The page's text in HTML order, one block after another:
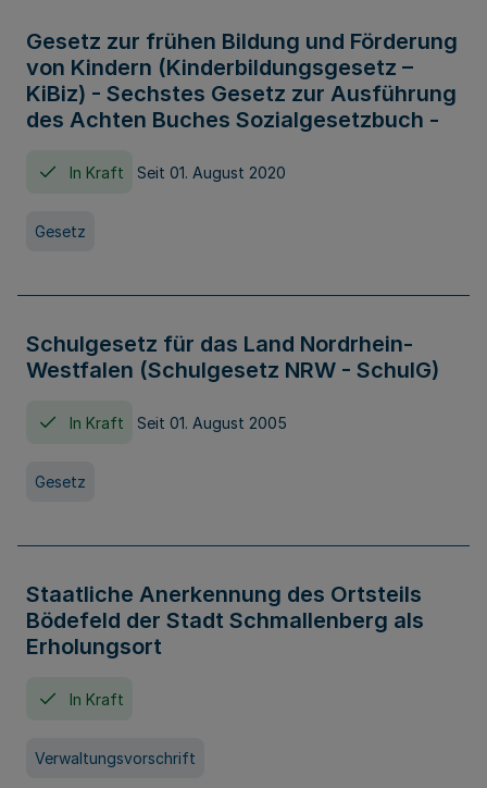
Gesetz zur frühen Bildung und Förderung
von Kindern (Kinderbildungsgesetz –
KiBiz) - Sechstes Gesetz zur Ausführung
des Achten Buches Sozialgesetzbuch -
In Kraft Seit 01. August 2020
Gesetz
Schulgesetz für das Land Nordrhein-
Westfalen (Schulgesetz NRW - SchulG)
In Kraft Seit 01. August 2005
Gesetz
Staatliche Anerkennung des Ortsteils
Bödefeld der Stadt Schmallenberg als
Erholungsort
In Kraft
Verwaltungsvorschrift